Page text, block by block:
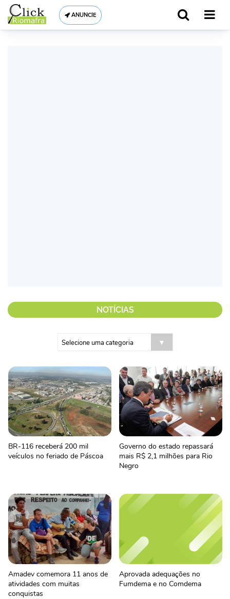
ANUNCIE
NOTÍCIAS
BR-116 receberá 200 mil
veículos no feriado de Páscoa
Governo do estado repassará
mais R$ 2,1 milhões para Rio
Negro
Amadev comemora 11 anos de
atividades com muitas
conquistas
Aprovada adequações no
Fumdema e no Comdema